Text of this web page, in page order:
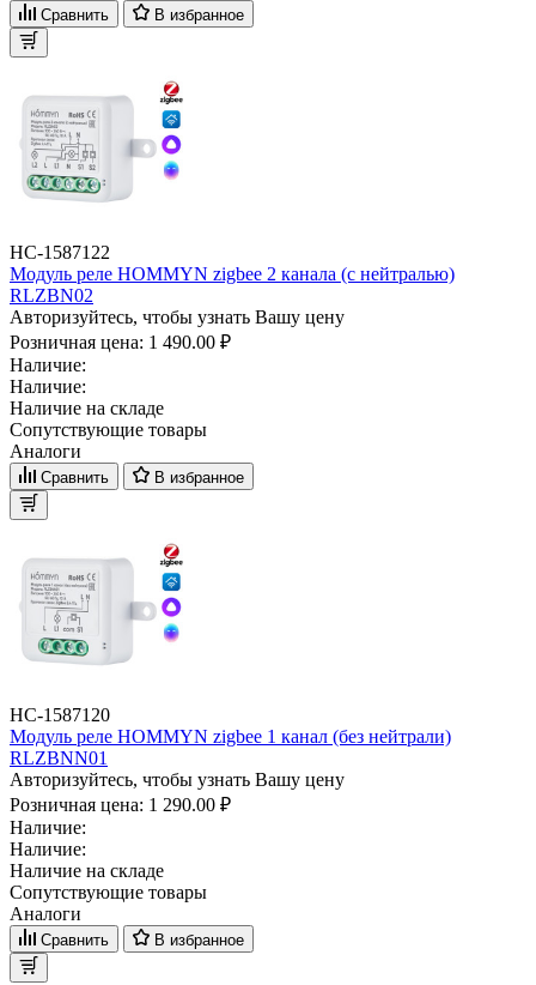
Сравнить В избранное
НС-1587122
Модуль реле HOMMYN zigbee 2 канала (с нейтралью)
RLZBN02
Авторизуйтесь, чтобы узнать Вашу цену
Розничная цена: 1 490.00 ₽
Наличие:
Наличие:
Наличие на складе
Сопутствующие товары
Аналоги
Сравнить В избранное
НС-1587120
Модуль реле HOMMYN zigbee 1 канал (без нейтрали)
RLZBNN01
Авторизуйтесь, чтобы узнать Вашу цену
Розничная цена: 1 290.00 ₽
Наличие:
Наличие:
Наличие на складе
Сопутствующие товары
Аналоги
Сравнить В избранное